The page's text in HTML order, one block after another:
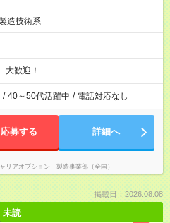
造技術系
大歓迎！
/ 40～50代活躍中 / 電話対応なし
応募する 詳細へ
リアオプション 製造事業部（全国）
掲載日：2026.08.08
未読